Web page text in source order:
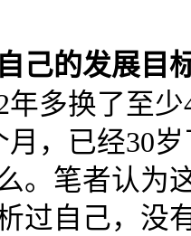
己的发展目
年多换了至
月，已经30
。笔者认为
过自己，没